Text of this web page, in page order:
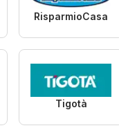
RisparmioCasa
Tigotà